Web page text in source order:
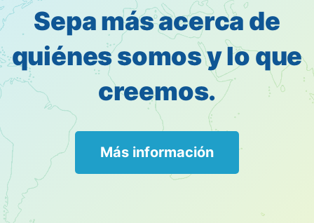
Sepa más acerca de
quiénes somos y lo que
creemos.
Más información